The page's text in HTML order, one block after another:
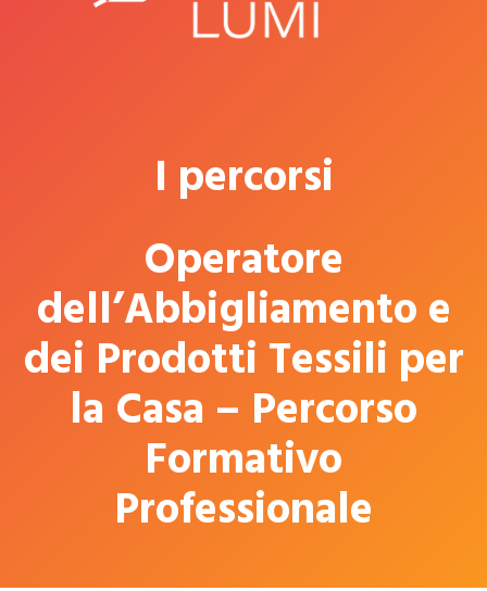
I percorsi
Operatore
dell’Abbigliamento e
dei Prodotti Tessili per
la Casa – Percorso
Formativo
Professionale​